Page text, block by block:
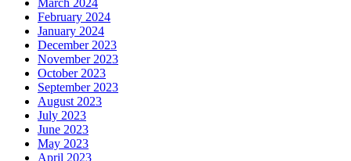
February 2024
January 2024
December 2023
November 2023
October 2023
September 2023
August 2023
July 2023
June 2023
May 2023
April 2023